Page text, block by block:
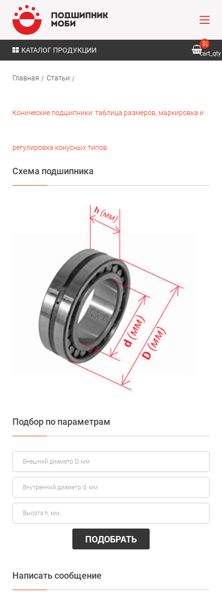
КАТАЛОГ ПРОДУКЦИИ
${
cart_qty
Главная Статьи
Конические подшипники: таблица размеров, маркировка и
регулировка конусных типов
Схема подшипника
Подбор по параметрам
ПОДОБРАТЬ
Написать сообщение